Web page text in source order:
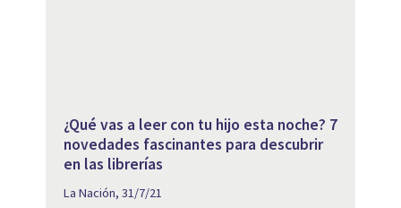
¿Qué vas a leer con tu hijo esta noche? 7
novedades fascinantes para descubrir
en las librerías
La Nación, 31/7/21